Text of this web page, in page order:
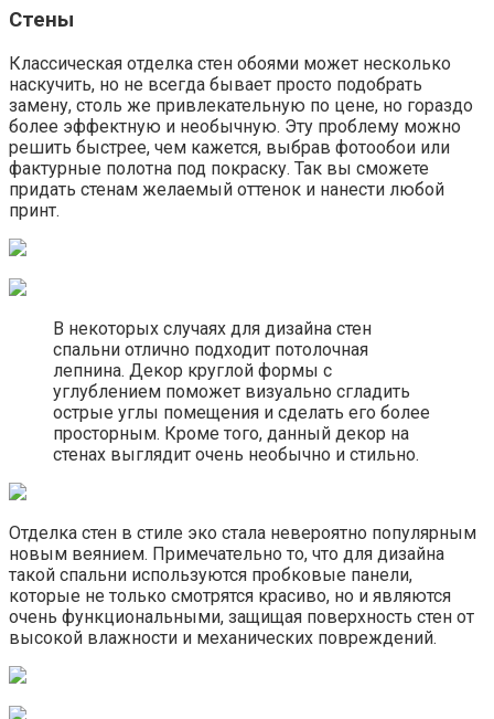
Стены
Классическая отделка стен обоями может несколько
наскучить, но не всегда бывает просто подобрать
замену, столь же привлекательную по цене, но гораздо
более эффектную и необычную. Эту проблему можно
решить быстрее, чем кажется, выбрав фотообои или
фактурные полотна под покраску. Так вы сможете
придать стенам желаемый оттенок и нанести любой
принт.
В некоторых случаях для дизайна стен
спальни отлично подходит потолочная
лепнина. Декор круглой формы с
углублением поможет визуально сгладить
острые углы помещения и сделать его более
просторным. Кроме того, данный декор на
стенах выглядит очень необычно и стильно.
Отделка стен в стиле эко стала невероятно популярным
новым веянием. Примечательно то, что для дизайна
такой спальни используются пробковые панели,
которые не только смотрятся красиво, но и являются
очень функциональными, защищая поверхность стен от
высокой влажности и механических повреждений.